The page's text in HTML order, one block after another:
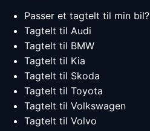
Passer et tagtelt til min bil?
Tagtelt til Audi
Tagtelt til BMW
Tagtelt til Kia
Tagtelt til Skoda
Tagtelt til Toyota
Tagtelt til Volkswagen
Tagtelt til Volvo